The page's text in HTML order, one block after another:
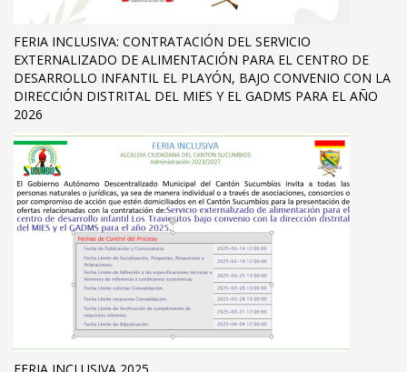
FERIA INCLUSIVA: CONTRATACIÓN DEL SERVICIO
EXTERNALIZADO DE ALIMENTACIÓN PARA EL CENTRO DE
DESARROLLO INFANTIL EL PLAYÓN, BAJO CONVENIO CON LA
DIRECCIÓN DISTRITAL DEL MIES Y EL GADMS PARA EL AÑO
2026